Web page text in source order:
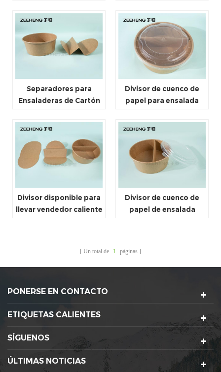
de papel de ensalada
del OEM para llevar
Separadores para
Ensaladeras de Cartón
Divisor de cuenco de
papel para ensalada
165 mm, 185 mm para
Divisor disponible para
llevar vendedor caliente
Divisor de cuenco de
papel de ensalada
Un total de 1 páginas
PONERSE EN CONTACTO
ETIQUETAS CALIENTES
SÍGUENOS
ÚLTIMAS NOTICIAS